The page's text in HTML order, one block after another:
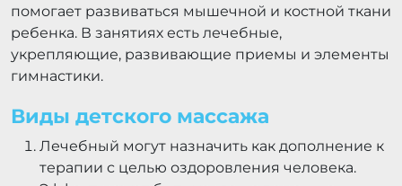
помогает развиваться мышечной и костной ткани
ребенка. В занятиях есть лечебные,
укрепляющие, развивающие приемы и элементы
гимнастики.
Виды детского массажа
Лечебный могут назначить как дополнение к
терапии с целью оздоровления человека.